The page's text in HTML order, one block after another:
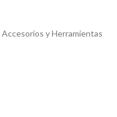
Accesorios y Herramientas